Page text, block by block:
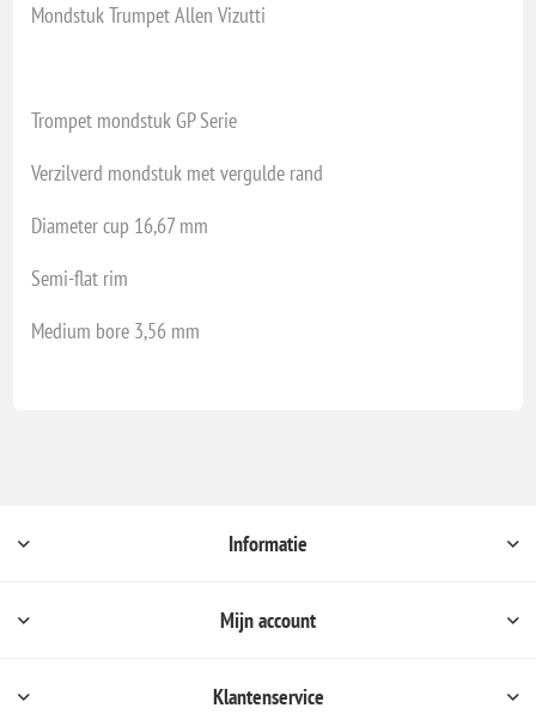
Mondstuk Trumpet Allen Vizutti
Trompet mondstuk GP Serie
Verzilverd mondstuk met vergulde rand
Diameter cup 16,67 mm
Semi-flat rim
Medium bore 3,56 mm
Informatie
Mijn account
Klantenservice